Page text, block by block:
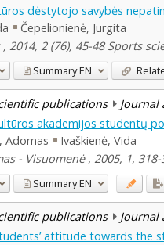
dėstytojo savybės
Čepelionienė, Jurgita
2014, 2 (76), 45-48 Sports
SummaryEN
publications Journal
akademijos studentų
Adomas
Ivaškienė, Vida
- Visuomenė , 2005, 1, 318-
SummaryEN
publications Journal
attitude towards the